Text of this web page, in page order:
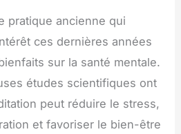
pratique ancienne qui
ces dernières années
sur la santé mentale.
études scientifiques ont
peut réduire le stress,
et favoriser le bien-être